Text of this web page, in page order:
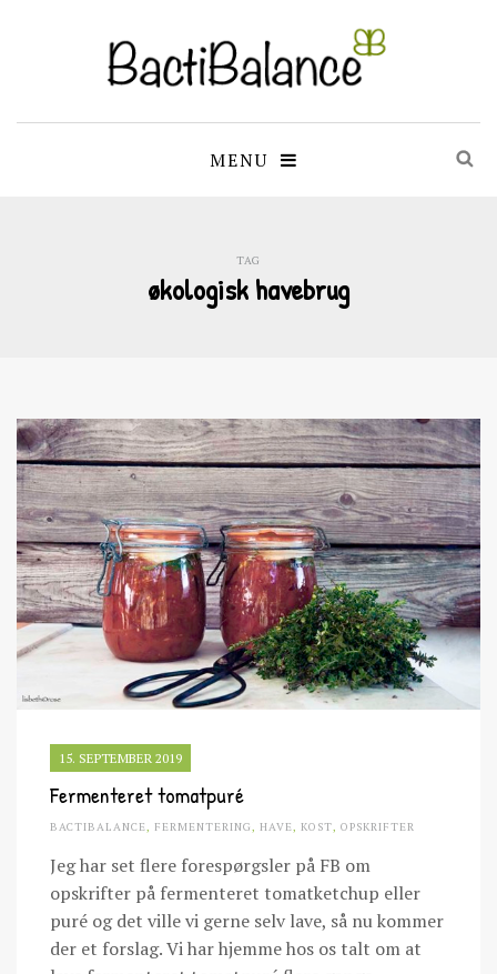
MENU
TAG
økologisk havebrug
15. SEPTEMBER 2019
Fermenteret tomatpuré
BACTIBALANCE, FERMENTERING, HAVE, KOST, OPSKRIFTER
Jeg har set flere forespørgsler på FB om
opskrifter på fermenteret tomatketchup eller
puré og det ville vi gerne selv lave, så nu kommer
der et forslag. Vi har hjemme hos os talt om at